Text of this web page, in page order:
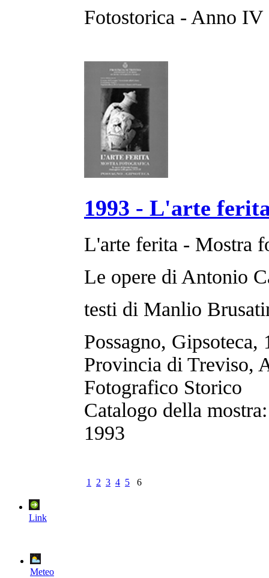
Fotostorica - Anno IV
1993 - L'arte
L'arte ferita - Mostra
Le opere di Antonio
testi di Manlio
Possagno, Gipsoteca,
Provincia di Treviso,
Fotografico Storico
Catalogo della
1993
1 2 3 4 5 6
Link
Meteo